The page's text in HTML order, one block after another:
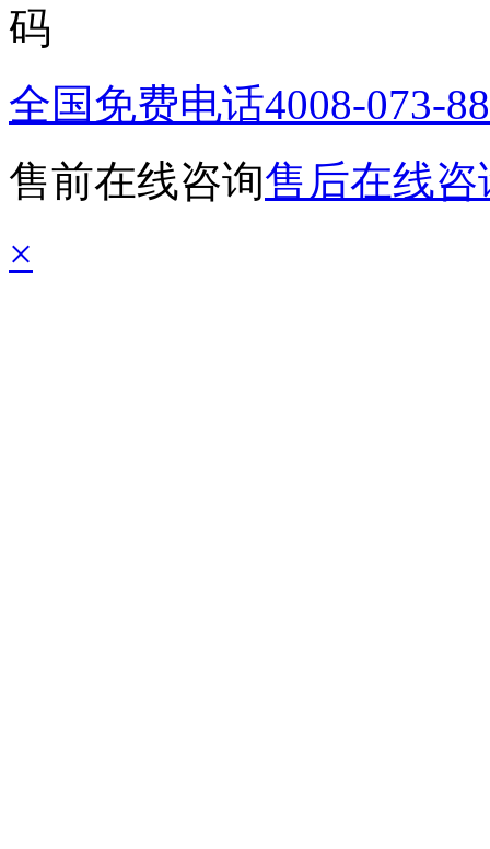
全国免费电话4008-073-
售前在线咨询售后在线咨
×